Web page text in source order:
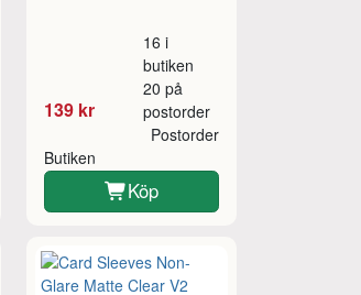
139 kr
16 i
butiken
20 på
postorder
Butiken
Postorder
Köp